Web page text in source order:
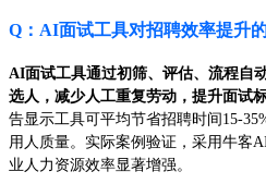
Q：AI面试工具对招聘效率提升
AI面试工具通过初筛、评估、流程自
选人，减少人工重复劳动，提升面试
告显示工具可平均节省招聘时间15-
用人质量。实际案例验证，采用牛客
业人力资源效率显著增强。